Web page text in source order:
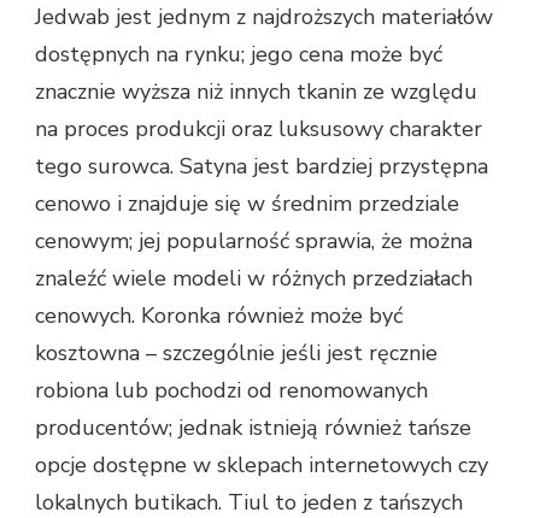
Jedwab jest jednym z najdroższych materiałów
dostępnych na rynku; jego cena może być
znacznie wyższa niż innych tkanin ze względu
na proces produkcji oraz luksusowy charakter
tego surowca. Satyna jest bardziej przystępna
cenowo i znajduje się w średnim przedziale
cenowym; jej popularność sprawia, że można
znaleźć wiele modeli w różnych przedziałach
cenowych. Koronka również może być
kosztowna – szczególnie jeśli jest ręcznie
robiona lub pochodzi od renomowanych
producentów; jednak istnieją również tańsze
opcje dostępne w sklepach internetowych czy
lokalnych butikach. Tiul to jeden z tańszych